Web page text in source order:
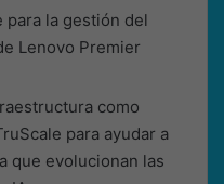
para la gestión del
Lenovo Premier
como
para ayudar a
que evolucionan las